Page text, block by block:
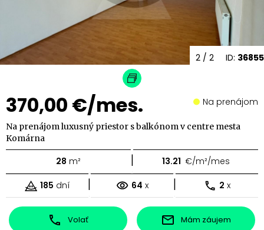
ID: 36855
2 / 2
370,00 €/mes. Na prenájom
Na prenájom luxusný priestor s balkónom v centre mesta
Komárna
28 m² | 13.21 €/m²/mes
185 dní | 64 x | 2 x
Volať Mám záujem